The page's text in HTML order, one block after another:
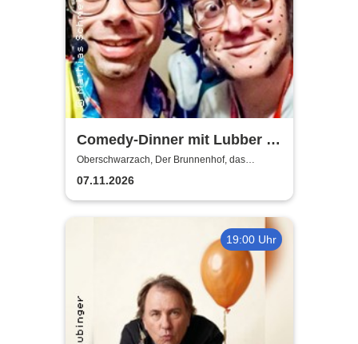
Comedy-Dinner mit Lubber &
Babbo | "The Best Of" in 4
Gängen
Oberschwarzach, Der Brunnenhof, das
fränkische Landgasthaus
07.11.2026
19:00 Uhr